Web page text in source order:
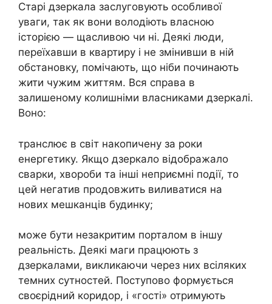
Старі дзеркала заслуговують особливої
уваги, так як вони володіють власною
історією — щасливою чи ні. Деякі люди,
переїхавши в квартиру і не змінивши в ній
обстановку, помічають, що ніби починають
жити чужим життям. Вся справа в
залишеному колишніми власниками дзеркалі.
Воно:
транслює в світ накопичену за роки
енергетику. Якщо дзеркало відображало
сварки, хвороби та інші неприємні події, то
цей негатив продовжить виливатися на
нових мешканців будинку;
може бути незакритим порталом в іншу
реальність. Деякі маги працюють з
дзеркалами, викликаючи через них всіляких
темних сутностей. Поступово формується
своєрідний коридор, і «гості» отримують